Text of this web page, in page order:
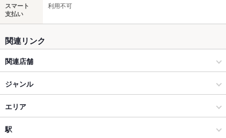
スマート
支払い
利用不可
関連リンク
関連店舗
くいもの屋 わん
くいもの屋わん 藤沢プライムビル店
個室居酒屋 くいもの屋わん 桜木町店
ジャンル
居酒屋
創作
エリア
六甲道
駅